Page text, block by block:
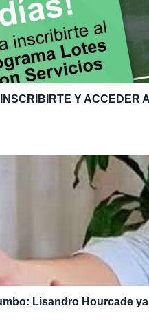
Y ACCEDER
Lisandro Hourcade